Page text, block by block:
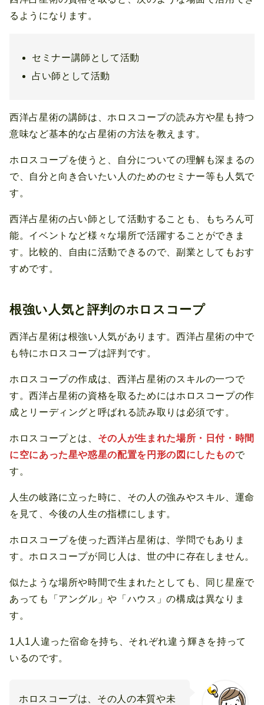
るようになります。
セミナー講師として活動
占い師として活動
西洋占星術の講師は、ホロスコープの読み方や星も持つ
意味など基本的な占星術の方法を教えます。
ホロスコープを使うと、自分についての理解も深まるの
で、自分と向き合いたい人のためのセミナー等も人気で
す。
西洋占星術の占い師として活動することも、もちろん可
能。イベントなど様々な場所で活躍することができま
す。比較的、自由に活動できるので、副業としてもおす
すめです。
根強い人気と評判のホロスコープ
西洋占星術は根強い人気があります。西洋占星術の中で
も特にホロスコープは評判です。
ホロスコープの作成は、西洋占星術のスキルの一つで
す。西洋占星術の資格を取るためにはホロスコープの作
成とリーディングと呼ばれる読み取りは必須です。
ホロスコープとは、 その人が生まれた場所・日付・時間
に空にあった星や惑星の配置を円形の図にしたもので
す。
人生の岐路に立った時に、その人の強みやスキル、運命
を見て、今後の人生の指標にします。
ホロスコープを使った西洋占星術は、学問でもありま
す。ホロスコープが同じ人は、世の中に存在しません。
似たような場所や時間で生まれたとしても、同じ星座で
あっても「アングル」や「ハウス」の構成は異なりま
す。
1人1人違った宿命を持ち、それぞれ違う輝きを持って
いるのです。
ホロスコープは、その人の本質や未